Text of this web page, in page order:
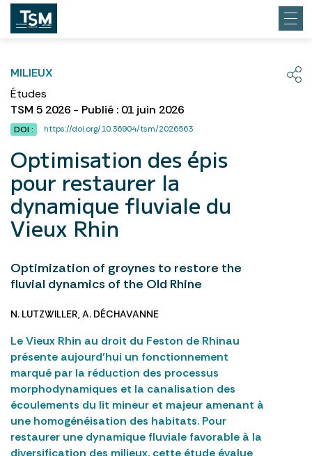
MILIEUX
Études
TSM 5 2026 - Publié : 01 juin 2026
DOI : https://doi.org/10.36904/tsm/2026563
Optimisation des épis
pour restaurer la
dynamique fluviale du
Vieux Rhin
Optimization of groynes to restore the
fluvial dynamics of the Old Rhine
N. LUTZWILLER,A. DÉCHAVANNE
Le Vieux Rhin au droit du Feston de Rhinau
présente aujourd’hui un fonctionnement
marqué par la réduction des processus
morphodynamiques et la canalisation des
écoulements du lit mineur et majeur amenant à
une homogénéisation des habitats. Pour
restaurer une dynamique fluviale favorable à la
diversification des milieux, cette étude évalue